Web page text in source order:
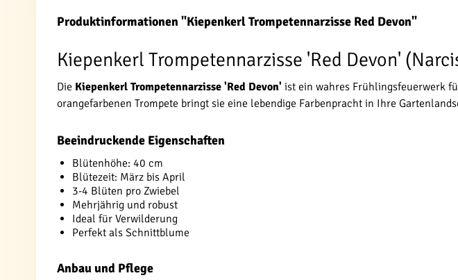
Produktinformationen "Kiepenkerl Trompetennarzisse Red Devon"
Kiepenkerl Trompetennarzisse 'Red Devon'
Die Kiepenkerl Trompetennarzisse 'Red Devon' ist ein wahres Frühlingsfeuerwerk
orangefarbenen Trompete bringt sie eine lebendige Farbenpracht in Ihre
Beeindruckende Eigenschaften
Blütenhöhe: 40 cm
Blütezeit: März bis April
3-4 Blüten pro Zwiebel
Mehrjährig und robust
Ideal für Verwilderung
Perfekt als Schnittblume
Anbau und Pflege